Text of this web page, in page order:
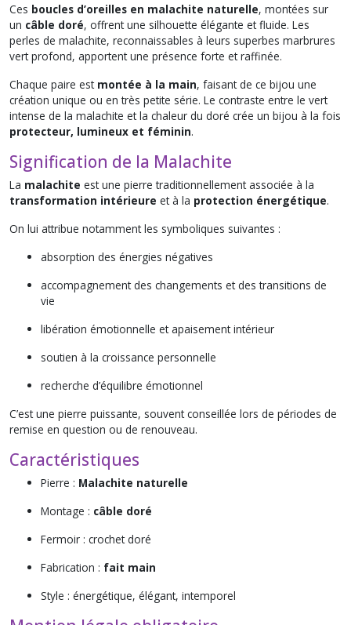
Ces boucles d’oreilles en malachite naturelle, montées sur
un câble doré, offrent une silhouette élégante et fluide. Les
perles de malachite, reconnaissables à leurs superbes marbrures
vert profond, apportent une présence forte et raffinée.
Chaque paire est montée à la main, faisant de ce bijou une
création unique ou en très petite série. Le contraste entre le vert
intense de la malachite et la chaleur du doré crée un bijou à la fois
protecteur, lumineux et féminin.
Signification de la Malachite
La malachite est une pierre traditionnellement associée à la
transformation intérieure et à la protection énergétique.
On lui attribue notamment les symboliques suivantes :
absorption des énergies négatives
accompagnement des changements et des transitions de
vie
libération émotionnelle et apaisement intérieur
soutien à la croissance personnelle
recherche d’équilibre émotionnel
C’est une pierre puissante, souvent conseillée lors de périodes de
remise en question ou de renouveau.
Caractéristiques
Pierre : Malachite naturelle
Montage : câble doré
Fermoir : crochet doré
Fabrication : fait main
Style : énergétique, élégant, intemporel